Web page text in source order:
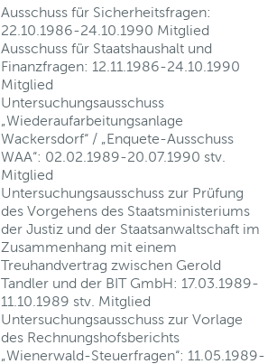
Ausschuss für Sicherheitsfragen:
22.10.1986-24.10.1990 Mitglied
Ausschuss für Staatshaushalt und
Finanzfragen: 12.11.1986-24.10.1990
Mitglied
Untersuchungsausschuss
„Wiederaufarbeitungsanlage
Wackersdorf“ / „Enquete-Ausschuss
WAA“: 02.02.1989-20.07.1990 stv.
Mitglied
Untersuchungsausschuss zur Prüfung
des Vorgehens des Staatsministeriums
der Justiz und der Staatsanwaltschaft im
Zusammenhang mit einem
Treuhandvertrag zwischen Gerold
Tandler und der BIT GmbH: 17.03.1989-
11.10.1989 stv. Mitglied
Untersuchungsausschuss zur Vorlage
des Rechnungshofsberichts
„Wienerwald-Steuerfragen“: 11.05.1989-